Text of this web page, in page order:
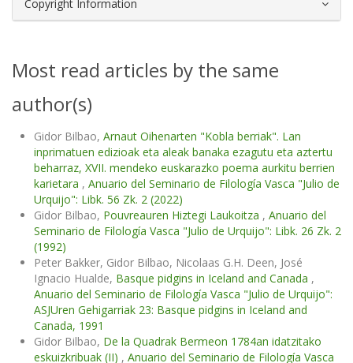
Copyright Information
Most read articles by the same
author(s)
Gidor Bilbao, Arnaut Oihenarten "Kobla berriak". Lan
inprimatuen edizioak eta aleak banaka ezagutu eta aztertu
beharraz, XVII. mendeko euskarazko poema aurkitu berrien
karietara , Anuario del Seminario de Filología Vasca "Julio de
Urquijo": Libk. 56 Zk. 2 (2022)
Gidor Bilbao, Pouvreauren Hiztegi Laukoitza , Anuario del
Seminario de Filología Vasca "Julio de Urquijo": Libk. 26 Zk. 2
(1992)
Peter Bakker, Gidor Bilbao, Nicolaas G.H. Deen, José
Ignacio Hualde, Basque pidgins in Iceland and Canada ,
Anuario del Seminario de Filología Vasca "Julio de Urquijo":
ASJUren Gehigarriak 23: Basque pidgins in Iceland and
Canada, 1991
Gidor Bilbao, De la Quadrak Bermeon 1784an idatzitako
eskuizkribuak (II) , Anuario del Seminario de Filología Vasca